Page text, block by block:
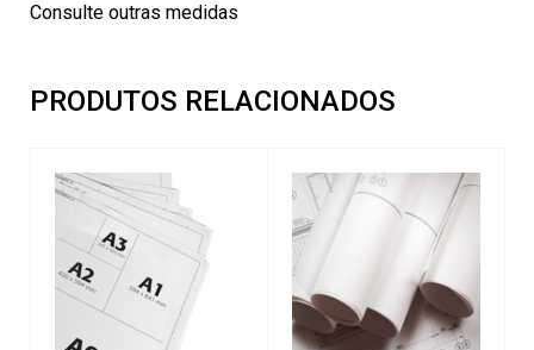
Consulte outras medidas
PRODUTOS RELACIONADOS